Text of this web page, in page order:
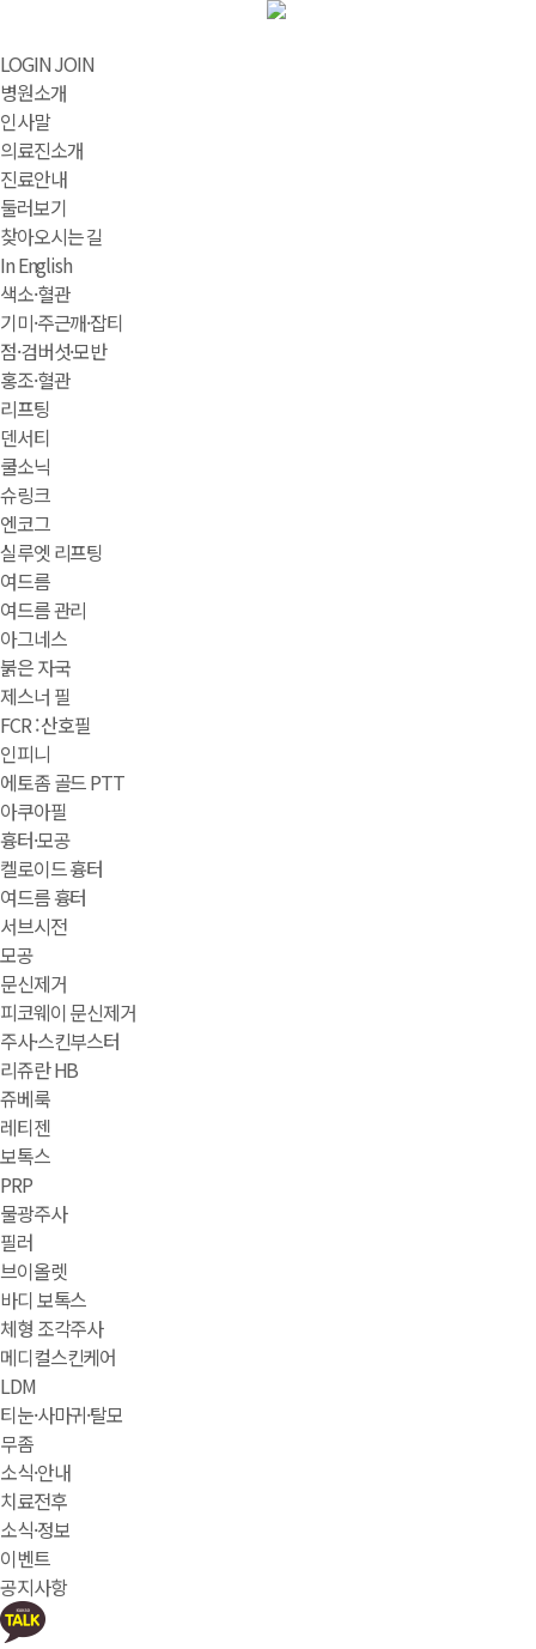
LOGINJOIN
병원소개
인사말
의료진소개
진료안내
둘러보기
찾아오시는 길
In English
색소·혈관
기미·주근깨·잡티
점·검버섯·모반
홍조·혈관
리프팅
덴서티
쿨소닉
슈링크
엔코그
실루엣 리프팅
여드름
여드름 관리
아그네스
붉은 자국
제스너 필
FCR : 산호필
인피니
에토좀 골드 PTT
아쿠아필
흉터·모공
켈로이드 흉터
여드름 흉터
서브시전
모공
문신제거
피코웨이 문신제거
주사·스킨부스터
리쥬란 HB
쥬베룩
레티젠
보톡스
PRP
물광주사
필러
브이올렛
바디 보톡스
체형 조각주사
메디컬스킨케어
LDM
티눈·사마귀·탈모
무좀
소식·안내
치료전후
소식·정보
이벤트
공지사항